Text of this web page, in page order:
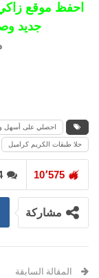
احفظ موقع
جديد
احصلي على أسهل
حلا طبقات الكريم كراميل
10٬575
مشاركة
المقالة السابقة